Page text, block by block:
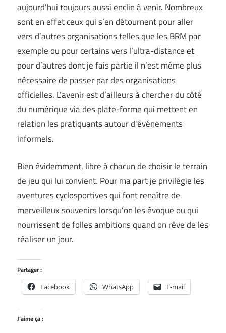
aujourd’hui toujours aussi enclin à venir. Nombreux
sont en effet ceux qui s’en détournent pour aller
vers d’autres organisations telles que les BRM par
exemple ou pour certains vers l’ultra-distance et
pour d’autres dont je fais partie il n’est même plus
nécessaire de passer par des organisations
officielles. L’avenir est d’ailleurs à chercher du côté
du numérique via des plate-forme qui mettent en
relation les pratiquants autour d’événements
informels.
Bien évidemment, libre à chacun de choisir le terrain
de jeu qui lui convient. Pour ma part je privilégie les
aventures cyclosportives qui font renaître de
merveilleux souvenirs lorsqu’on les évoque ou qui
nourrissent de folles ambitions quand on rêve de les
réaliser un jour.
Partager :
Facebook WhatsApp E-mail
J’aime ça :